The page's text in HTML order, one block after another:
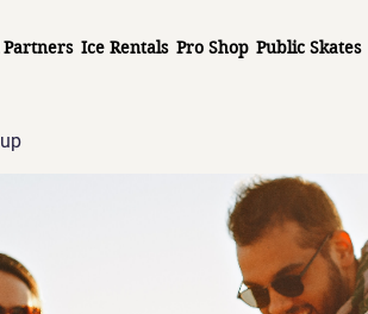
Ice Rentals Pro Shop Public Skates